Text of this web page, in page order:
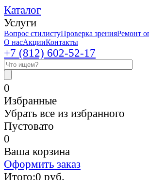
Каталог
Услуги
Вопрос стилистуПроверка зренияРемонт
О насАкцииКонтакты
+7 (812) 602-52-17
0
Избранные
Убрать все из избранного
Пустовато
0
Ваша корзина
Оформить заказ
Итого:0 руб.